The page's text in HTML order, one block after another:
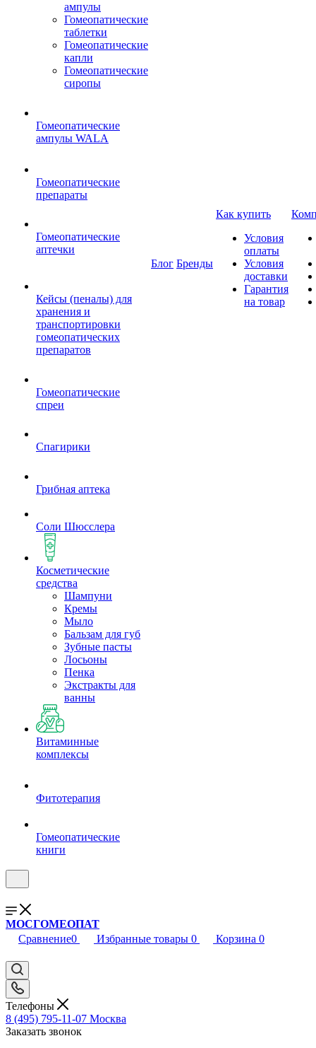
ампулы
Гомеопатические
таблетки
Гомеопатические
капли
Гомеопатические
сиропы
Гомеопатические
ампулы WALA
Гомеопатические
препараты
Гомеопатические
аптечки
Кейсы (пеналы) для
хранения и
транспортировки
гомеопатических
препаратов
Гомеопатические
спреи
Спагирики
Грибная аптека
Соли Шюсслера
Косметические
средства
Шампуни
Кремы
Мыло
Бальзам для губ
Зубные пасты
Лосьоны
Пенка
Экстракты для
ванны
Витаминные
комплексы
Фитотерапия
Гомеопатические
книги
Блог Бренды
Как купить
Условия
оплаты
Условия
доставки
Гарантия
на товар
МОСГОМЕОПАТ
Сравнение0 Избранные товары 0 Корзина 0
Телефоны
8 (495) 795-11-07 Москва
Заказать звонок